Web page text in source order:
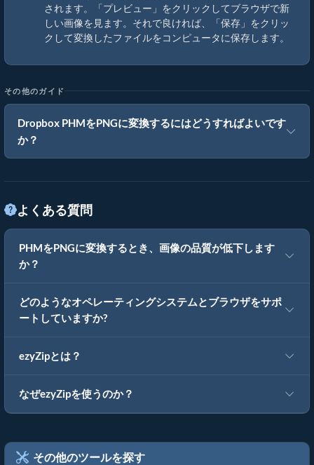
されます。「プレビュー」をクリックしてブラウザで新
しい画像を見ます。それで良ければ、「保存」をクリッ
クして変換したファイルをコンピュータに保存します。
その他のガイド
Dropbox PHMをPNGに変換するにはどうすればよいです
か？
よくある質問
PHMをPNGに変換するとき、画像の品質が低下します
か？
どのようなオペレーティングシステムとブラウザをサポ
ートしていますか?
ezyZipとは？
なぜezyZipを使うのか？
その他のツールを探す